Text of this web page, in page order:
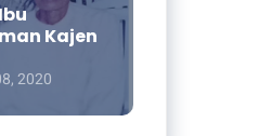
Kajen
2020